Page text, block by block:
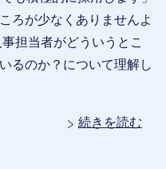
ろが少なくありませんよ
担当者がどういうとこ
るのか？について理解し
続きを読む